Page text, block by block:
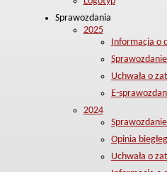
Sprawozdania
2025
Informacja o
Uchwała o
E-
2024
Opinia
Uchwała o